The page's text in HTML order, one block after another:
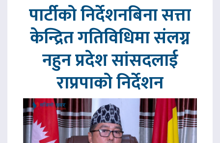
पार्टीको निर्देशनबिना सत्ता
केन्द्रित गतिविधिमा संलग्न
नहुन प्रदेश सांसदलाई
राप्रपाको निर्देशन